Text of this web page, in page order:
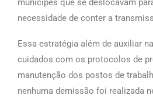
munícipes que se deslocavam
necessidade de conter a
Essa estratégia além de auxiliar
cuidados com os protocolos de
manutenção dos postos de
nenhuma demissão foi realizada